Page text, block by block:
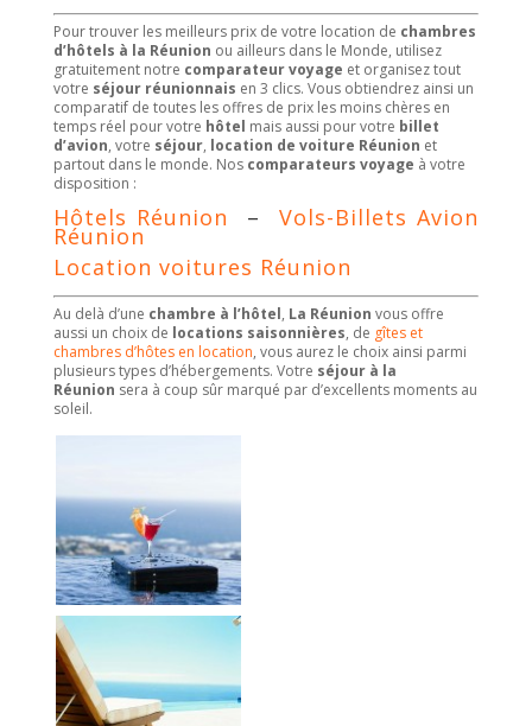
Pour trouver les meilleurs prix de votre location de chambres
d’hôtels à la Réunion ou ailleurs dans le Monde, utilisez
gratuitement notre comparateur voyage et organisez tout
votre séjour réunionnais en 3 clics. Vous obtiendrez ainsi un
comparatif de toutes les offres de prix les moins chères en
temps réel pour votre hôtel mais aussi pour votre billet
d’avion, votre séjour, location de voiture Réunion et
partout dans le monde. Nos comparateurs voyage à votre
disposition :
Hôtels Réunion –Vols-Billets Avion
Réunion
Location voitures Réunion
Au delà d’une chambre à l’hôtel, La Réunion vous offre
aussi un choix de locations saisonnières, de gîtes et
chambres d’hôtes en location, vous aurez le choix ainsi parmi
plusieurs types d’hébergements. Votre séjour à la
Réunion sera à coup sûr marqué par d’excellents moments au
soleil.